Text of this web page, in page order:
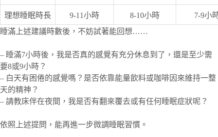
理想睡眠時長 9-11小時 8-10小時
7-9小
睡滿上述建議時數後，不妨試著能回想……
– 睡滿7小時後，我是否真的感覺有充分休息到了，還是至少需
要8或9小時？
– 白天有困倦的感覺嗎？是否依靠能量飲料或咖啡因來維持一整
天的精神？
– 請教床伴在夜間，我是否有翻來覆去或有任何睡眠症狀呢？
依照上述提問，能再進一步微調睡眠習慣。